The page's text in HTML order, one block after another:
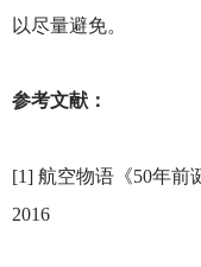
以尽量避免。
参考文献：
[1] 航空物语《50年前
2016